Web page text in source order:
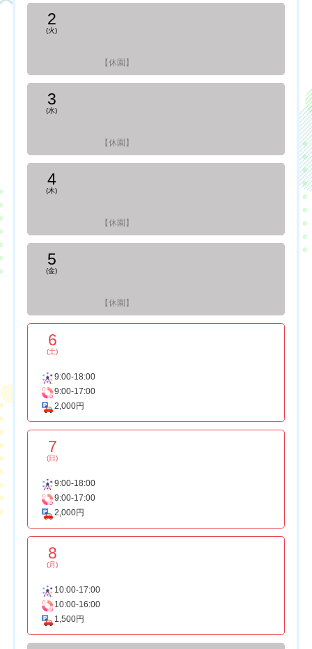
2
(火)
【休園】
3
(水)
【休園】
4
(木)
【休園】
5
(金)
【休園】
6
(土)
9:00-18:00
9:00-17:00
2,000円
7
(日)
9:00-18:00
9:00-17:00
2,000円
8
(月)
10:00-17:00
10:00-16:00
1,500円